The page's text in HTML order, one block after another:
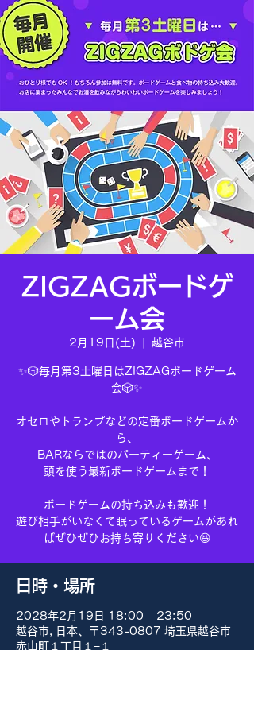
ZIGZAGボードゲ
ーム会
2月19日(土) 越谷市
✨🎲毎月第3土曜日はZIGZAGボードゲーム
会🎲✨
オセロやトランプなどの定番ボードゲームか
ら、
BARならではのパーティーゲーム、
頭を使う最新ボードゲームまで！
ボードゲームの持ち込みも歓迎！
遊び相手がいなくて眠っているゲームがあれ
ばぜひぜひお持ち寄りください😆
日時・場所
2028年2月19日 18:00 – 23:50
越谷市, 日本、〒343-0807 埼玉県越谷市
赤山町１丁目１−１